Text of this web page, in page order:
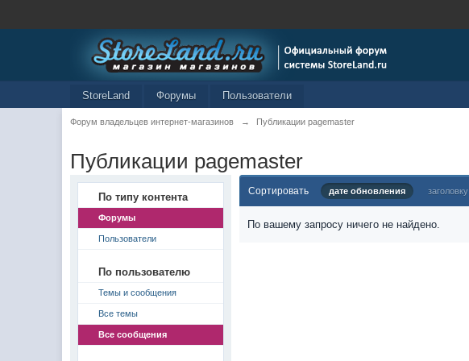
StoreLand Форумы Пользователи
Форум владельцев интернет-магазинов → Публикации pagemaster
Публикации pagemaster
По типу контента
Форумы
Пользователи
По пользователю
Темы и сообщения
Все темы
Все сообщения
Сортировать дате обновления заголовку
По вашему запросу ничего не найдено.